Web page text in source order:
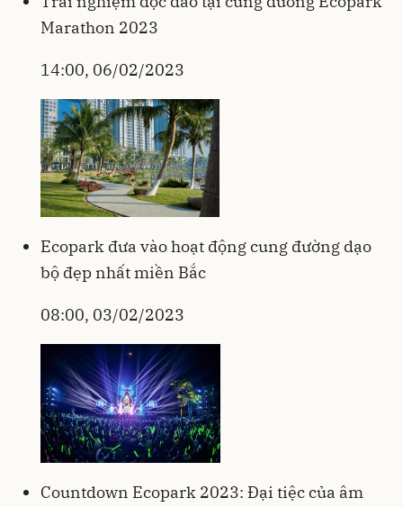
Marathon 2023
14:00, 06/02/2023
Ecopark đưa vào hoạt động cung đường dạo
bộ đẹp nhất miền Bắc
08:00, 03/02/2023
Countdown Ecopark 2023: Đại tiệc của âm